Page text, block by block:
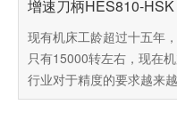
增速刀柄HES810-
现有机床工龄超过十五年
只有15000转左右，现在
行业对于精度的要求越来
这台机床已经难以达到用